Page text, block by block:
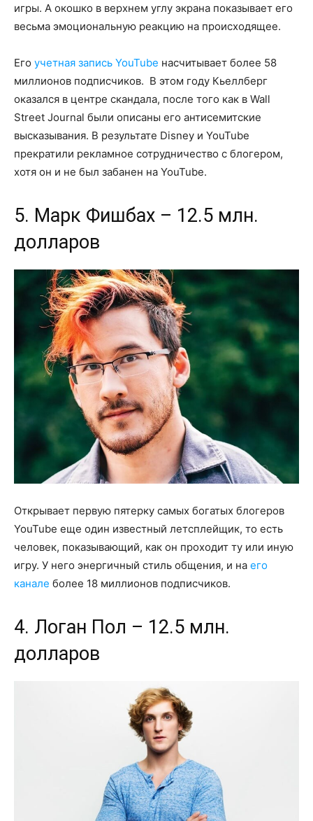
игры. А окошко в верхнем углу экрана показывает его
весьма эмоциональную реакцию на происходящее.
Его учетная запись YouTube насчитывает более 58
миллионов подписчиков. В этом году Кьеллберг
оказался в центре скандала, после того как в Wall
Street Journal были описаны его антисемитские
высказывания. В результате Disney и YouTube
прекратили рекламное сотрудничество с блогером,
хотя он и не был забанен на YouTube.
5. Марк Фишбах – 12.5 млн.
долларов
Открывает первую пятерку самых богатых блогеров
YouTube еще один известный летсплейщик, то есть
человек, показывающий, как он проходит ту или иную
игру. У него энергичный стиль общения, и на его
канале более 18 миллионов подписчиков.
4. Логан Пол – 12.5 млн.
долларов